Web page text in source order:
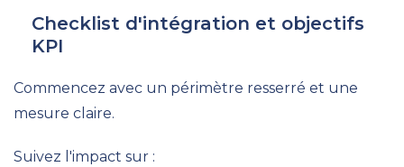
Checklist d'intégration et objectifs
KPI
Commencez avec un périmètre resserré et une
mesure claire.
Suivez l'impact sur :